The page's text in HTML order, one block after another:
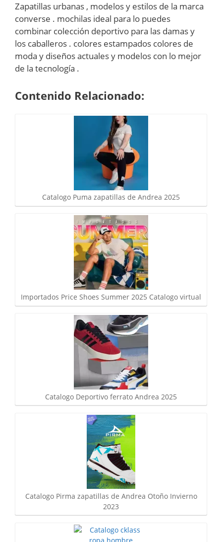
Zapatillas urbanas , modelos y estilos de la marca
converse . mochilas ideal para lo puedes
combinar colección deportivo para las damas y
los caballeros . colores estampados colores de
moda y diseños actuales y modelos con lo mejor
de la tecnología .
Contenido Relacionado:
Catalogo Puma zapatillas de Andrea 2025
Importados Price Shoes Summer 2025 Catalogo virtual
Catalogo Deportivo ferrato Andrea 2025
Catalogo Pirma zapatillas de Andrea Otoño Invierno
2023